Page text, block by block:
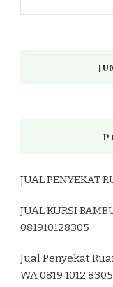
JUAL PENYEKAT
JUAL KURSI
081910128305
Jual Penyekat
WA 0819 1012 8305